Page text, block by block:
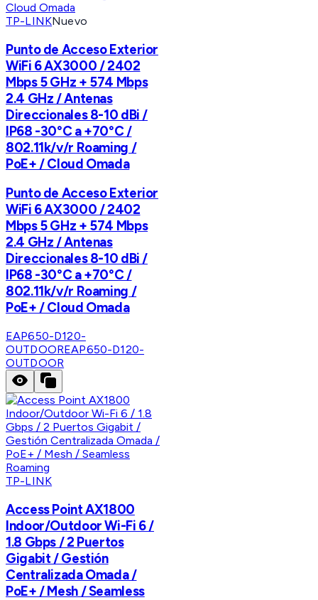
TP-LINKNuevo
Punto de Acceso Exterior
WiFi 6 AX3000 / 2402
Mbps 5 GHz + 574 Mbps
2.4 GHz / Antenas
Direccionales 8-10 dBi /
IP68 -30°C a +70°C /
802.11k/v/r Roaming /
PoE+ / Cloud Omada
Punto de Acceso Exterior
WiFi 6 AX3000 / 2402
Mbps 5 GHz + 574 Mbps
2.4 GHz / Antenas
Direccionales 8-10 dBi /
IP68 -30°C a +70°C /
802.11k/v/r Roaming /
PoE+ / Cloud Omada
EAP650-D120-
OUTDOOREAP650-D120-
OUTDOOR
TP-LINK
Access Point AX1800
Indoor/Outdoor Wi-Fi 6 /
1.8 Gbps / 2 Puertos
Gigabit / Gestión
Centralizada Omada /
PoE+ / Mesh / Seamless